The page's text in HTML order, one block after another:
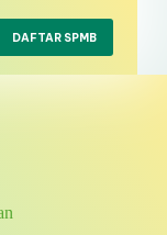
DAFTAR SPMB